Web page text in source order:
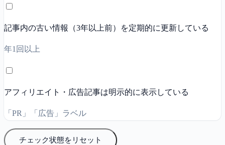
記事内の古い情報（3年以上前）を定期的に更新している
年1回以上
アフィリエイト・広告記事は明示的に表示している
「PR」「広告」ラベル
チェック状態をリセット